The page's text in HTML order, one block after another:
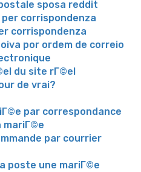
sposa reddit
corrispondenza
corrispondenza
por ordem de correio
du site rГ©el
de vrai?
par correspondance
mariГ©e
par courrier
poste une mariГ©e